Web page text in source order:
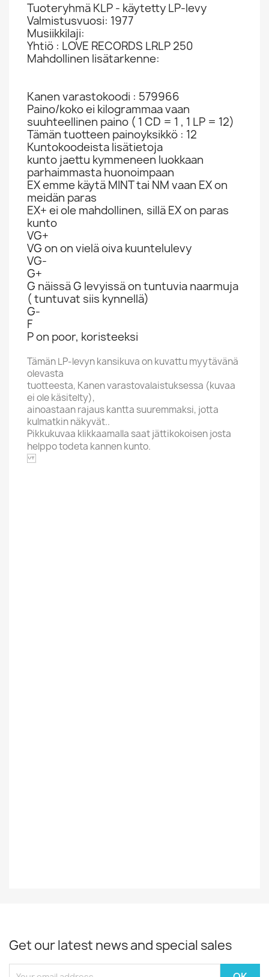
Tuoteryhmä KLP - käytetty LP-levy
Valmistusvuosi: 1977
Musiikkilaji:
Yhtiö : LOVE RECORDS LRLP 250
Mahdollinen lisätarkenne:
Kanen varastokoodi : 579966
Paino/koko ei kilogrammaa vaan
suuhteellinen paino ( 1 CD = 1 , 1 LP = 12)
Tämän tuotteen painoyksikkö : 12
Kuntokoodeista lisätietoja
kunto jaettu kymmeneen luokkaan
parhaimmasta huonoimpaan
EX emme käytä MINT tai NM vaan EX on
meidän paras
EX+ ei ole mahdollinen, sillä EX on paras
kunto
VG+
VG on on vielä oiva kuuntelulevy
VG-
G+
G näissä G levyissä on tuntuvia naarmuja
( tuntuvat siis kynnellä)
G-
F
P on poor, koristeeksi
Tämän LP-levyn kansikuva on kuvattu myytävänä
olevasta
tuotteesta, Kanen varastovalaistuksessa (kuvaa
ei ole käsitelty),
ainoastaan rajaus kantta suuremmaksi, jotta
kulmatkin näkyvät..
Pikkukuvaa klikkaamalla saat jättikokoisen josta
helppo todeta kannen kunto.
Get our latest news and special sales